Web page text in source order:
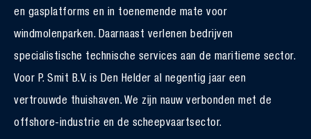
en gasplatforms en in toenemende mate voor
windmolenparken. Daarnaast verlenen bedrijven
specialistische technische services aan de maritieme sector.
Voor P. Smit B.V. is Den Helder al negentig jaar een
vertrouwde thuishaven. We zijn nauw verbonden met de
offshore-industrie en de scheepvaartsector.